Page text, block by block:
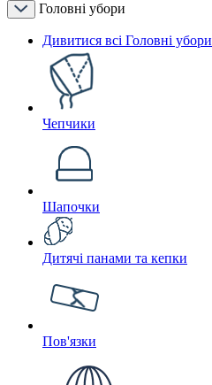
Головні убори
Дивитися всі Головні убори
Чепчики
Шапочки
Дитячі панами та кепки
Пов'язки